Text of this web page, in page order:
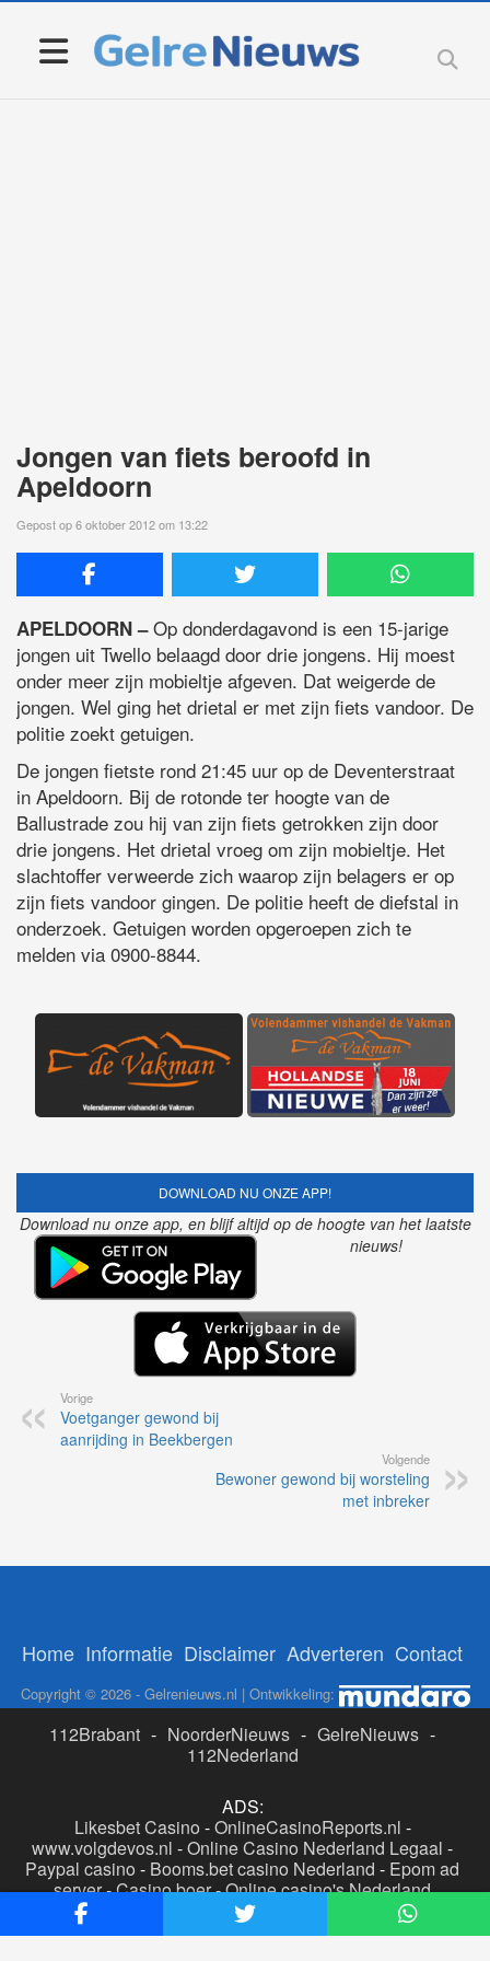
Jongen van fiets beroofd in
Apeldoorn
Gepost op 6 oktober 2012 om 13:22
APELDOORN –Op donderdagavond is een 15-jarige
jongen uit Twello belaagd door drie jongens. Hij moest
onder meer zijn mobieltje afgeven. Dat weigerde de
jongen. Wel ging het drietal er met zijn fiets vandoor. De
politie zoekt getuigen.
De jongen fietste rond 21:45 uur op de Deventerstraat
in Apeldoorn. Bij de rotonde ter hoogte van de
Ballustrade zou hij van zijn fiets getrokken zijn door
drie jongens. Het drietal vroeg om zijn mobieltje. Het
slachtoffer verweerde zich waarop zijn belagers er op
zijn fiets vandoor gingen. De politie heeft de diefstal in
onderzoek. Getuigen worden opgeroepen zich te
melden via 0900-8844.
DOWNLOAD NU ONZE APP!
Download nu onze app, en blijf altijd op de hoogte van het laatste
nieuws!
Vorige
Voetganger gewond bij
aanrijding in Beekbergen
Volgende
Bewoner gewond bij worsteling
met inbreker
Home Informatie Disclaimer Adverteren Contact
Copyright © 2026 - Gelrenieuws.nl | Ontwikkeling:
112Brabant - NoorderNieuws - GelreNieuws -
112Nederland
ADS:
Likesbet Casino -OnlineCasinoReports.nl -
www.volgdevos.nl -Online Casino Nederland Legaal -
Paypal casino - Booms.bet casino Nederland - Epom ad
server-Casino boer-Online casino's Nederland